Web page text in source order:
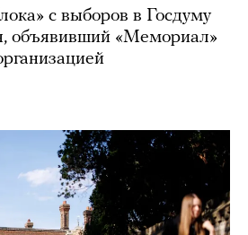
с выборов в Госдуму
объявивший «Мемориал»